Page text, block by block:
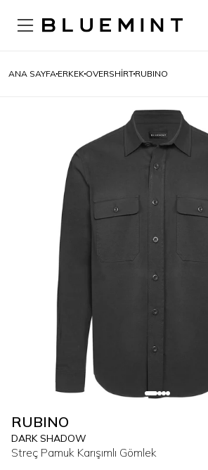
ANA SAYFA ERKEK OVERSHIRT RUBINO
RUBINO
DARK SHADOW
Streç Pamuk Karışımlı Gömlek